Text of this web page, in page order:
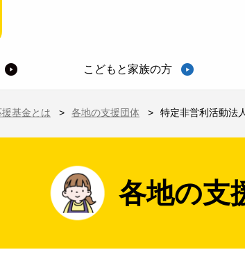
こどもと家族の方
基金とは 各地の支援団体 特定非営利活動法
各地の支